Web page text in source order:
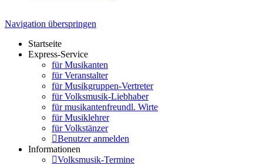
Navigation überspringen
Startseite
Express-Service
für Musikanten
für Veranstalter
für Musikgruppen-Vertreter
für Volksmusik-Liebhaber
für musikantenfreundl. Wirte
für Musiklehrer
für Volkstänzer
Benutzer anmelden
Informationen
Volksmusik-Termine